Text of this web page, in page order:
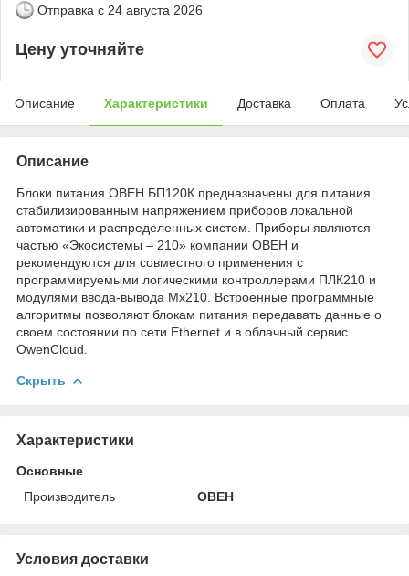
Отправка с 24 августа 2026
Цену уточняйте
Описание Характеристики Доставка Оплата
Описание
Блоки питания ОВЕН БП120К предназначены для питания
стабилизированным напряжением приборов локальной
автоматики и распределенных систем. Приборы являются
частью «Экосистемы – 210» компании ОВЕН и
рекомендуются для совместного применения с
программируемыми логическими контроллерами ПЛК210 и
модулями ввода-вывода Мх210. Встроенные программные
алгоритмы позволяют блокам питания передавать данные о
своем состоянии по сети Ethernet и в облачный сервис
OwenCloud.
Скрыть
Характеристики
Основные
Производитель
ОВЕН
Условия доставки